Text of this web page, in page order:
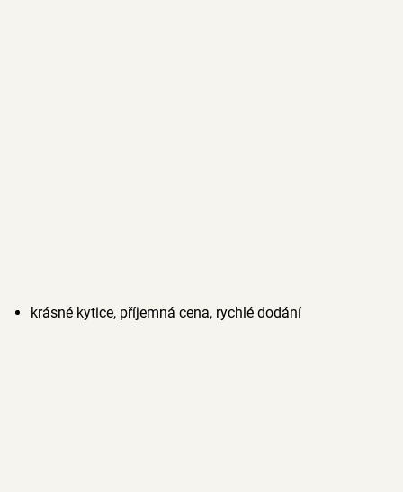
krásné kytice, příjemná cena, rychlé dodání